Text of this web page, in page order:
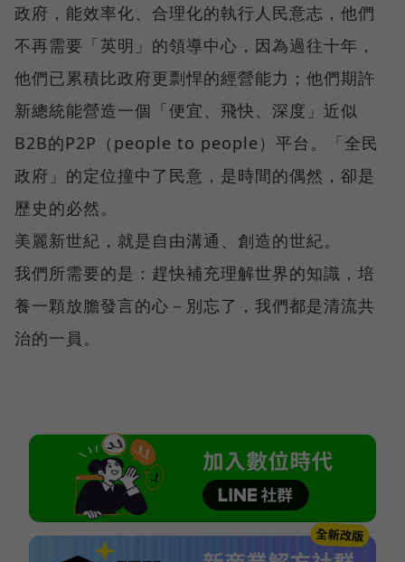
政府，能效率化、合理化的執行人民意志，他們
不再需要「英明」的領導中心，因為過往十年，
他們已累積比政府更剽悍的經營能力；他們期許
新總統能營造一個「便宜、飛快、深度」近似
B2B的P2P（people to people）平台。「全民
政府」的定位撞中了民意，是時間的偶然，卻是
歷史的必然。
美麗新世紀，就是自由溝通、創造的世紀。
我們所需要的是：趕快補充理解世界的知識，培
養一顆放膽發言的心－別忘了，我們都是清流共
治的一員。